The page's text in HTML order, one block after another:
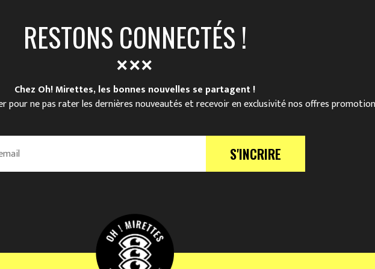
RESTONS CONNECTÉS !
Chez Oh! Mirettes, les bonnes nouvelles se partagent !
pour ne pas rater les dernières nouveautés et recevoir en exclusivité nos offres
S'INCRIRE